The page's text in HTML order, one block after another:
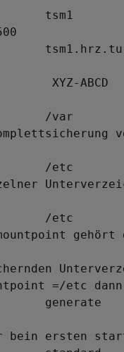
gehört
=/etc
bein ersten